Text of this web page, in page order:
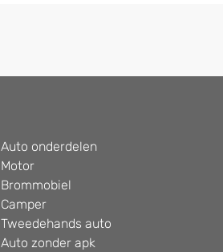
Auto onderdelen
Motor
Brommobiel
Camper
Tweedehands auto
Auto zonder apk